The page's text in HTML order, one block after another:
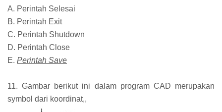
A. Perintah Selesai
B. Perintah Exit
C. Perintah Shutdown
D. Perintah Close
E. Perintah Save
11. Gambar berikut ini dalam program CAD merupakan
symbol dari koordinat,,